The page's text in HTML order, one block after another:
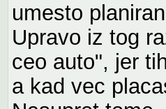
umesto
Upravo iz tog
ceo auto", jer
a kad vec